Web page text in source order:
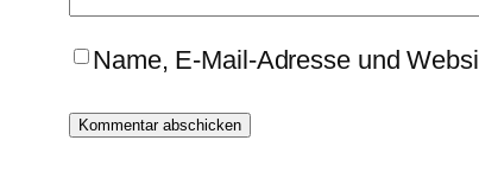
Name, E-Mail-Adresse und